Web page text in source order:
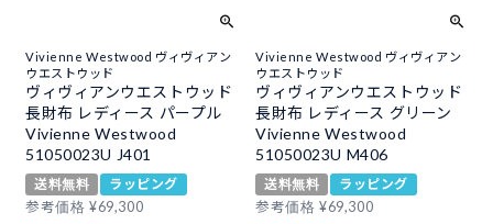
Vivienne Westwood ヴィヴィアン
ウエストウッド
ヴィヴィアンウエストウッド
長財布 レディース パープル
Vivienne Westwood
51050023U J401
送料無料
ラッピング
参考価格 ¥69,300
Vivienne Westwood ヴィヴィアン
ウエストウッド
ヴィヴィアンウエストウッド
長財布 レディース グリーン
Vivienne Westwood
51050023U M406
送料無料
ラッピング
参考価格 ¥69,300